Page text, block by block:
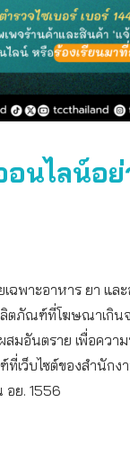
นไลน์อย่
ฉพาะอาหาร ยา แล
ตภัณฑ์ที่โฆษณาเกิน
สมอันตราย เพื่อคว
เว็บไซต์ของสำนัก
ย. 1556